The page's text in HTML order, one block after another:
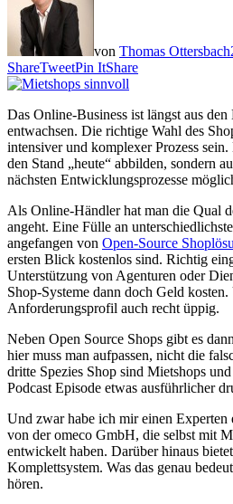
von Thomas Ottersbach
ShareTweetPin ItShare
Das Online-Business ist längst aus
entwachsen. Die richtige Wahl des
intensiver und komplexer Prozess
den Stand „heute“ abbilden, sondern
nächsten Entwicklungsprozesse
Als Online-Händler hat man die Qual
angeht. Eine Fülle an
angefangen von Open-Source
ersten Blick kostenlos sind. Richtig
Unterstützung von Agenturen oder
Shop-Systeme dann doch Geld
Anforderungsprofil auch recht üppig.
Neben Open Source Shops gibt es
hier muss man aufpassen, nicht die
dritte Spezies Shop sind Mietshops
Podcast Episode etwas ausführlicher
Und zwar habe ich mir einen Experten
von der omeco GmbH, die selbst mit
entwickelt haben. Darüber hinaus
Komplettsystem. Was das genau
hören.